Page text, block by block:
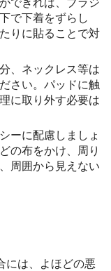
できれば、ブラジ
で下着をずらし
りに貼ることで対
、ネックレス等は
さい。パッドに触
に取り外す必要は
ーに配慮しましょ
の布をかけ、周り
周囲から見えない
には、よほどの悪